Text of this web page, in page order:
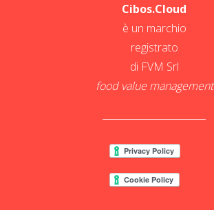
Cibos.Cloud
è un marchio
registrato
di FVM Srl
food value management